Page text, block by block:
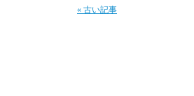
« 古い記事